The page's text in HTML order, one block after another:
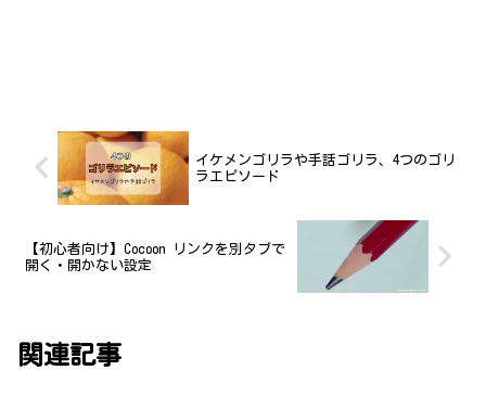
イケメンゴリラや手話ゴリラ、4つのゴリ
ラエピソード
【初心者向け】Cocoon リンクを別タブで
開く・開かない設定
関連記事